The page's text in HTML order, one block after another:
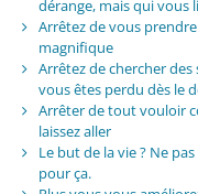
dérange, mais qui vous
Arrêtez de vous
magnifique
Arrêtez de chercher
vous êtes perdu dès le
Arrêter de tout vouloir
laissez aller
Le but de la vie ? Ne
pour ça.